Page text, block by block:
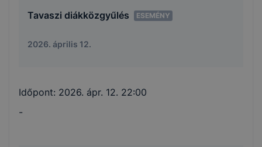
Tavaszi diákközgyűlés ESEMÉNY
2026. április 12.
Időpont: 2026. ápr. 12. 22:00
-